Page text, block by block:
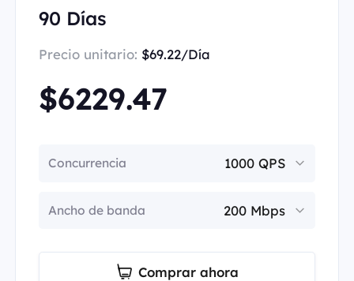
90 Días
Precio unitario: $69.22/Día
$6229.47
Concurrencia
Ancho de banda
Comprar ahora